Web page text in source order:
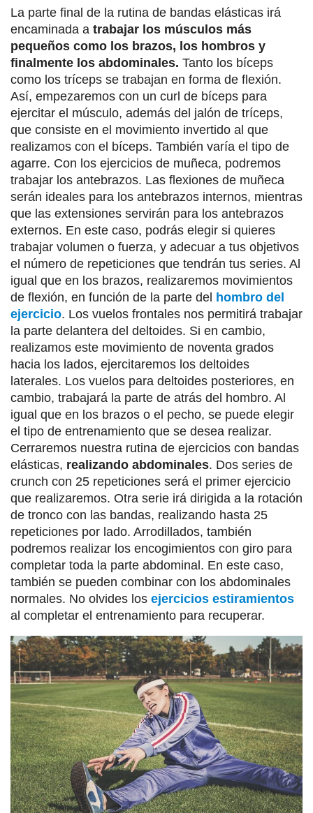
La parte final de la rutina de bandas elásticas irá
encaminada a trabajar los músculos más
pequeños como los brazos, los hombros y
finalmente los abdominales. Tanto los bíceps
como los tríceps se trabajan en forma de flexión.
Así, empezaremos con un curl de bíceps para
ejercitar el músculo, además del jalón de tríceps,
que consiste en el movimiento invertido al que
realizamos con el bíceps. También varía el tipo de
agarre. Con los ejercicios de muñeca, podremos
trabajar los antebrazos. Las flexiones de muñeca
serán ideales para los antebrazos internos, mientras
que las extensiones servirán para los antebrazos
externos. En este caso, podrás elegir si quieres
trabajar volumen o fuerza, y adecuar a tus objetivos
el número de repeticiones que tendrán tus series. Al
igual que en los brazos, realizaremos movimientos
de flexión, en función de la parte del hombro del
ejercicio. Los vuelos frontales nos permitirá trabajar
la parte delantera del deltoides. Si en cambio,
realizamos este movimiento de noventa grados
hacia los lados, ejercitaremos los deltoides
laterales. Los vuelos para deltoides posteriores, en
cambio, trabajará la parte de atrás del hombro. Al
igual que en los brazos o el pecho, se puede elegir
el tipo de entrenamiento que se desea realizar.
Cerraremos nuestra rutina de ejercicios con bandas
elásticas, realizando abdominales. Dos series de
crunch con 25 repeticiones será el primer ejercicio
que realizaremos. Otra serie irá dirigida a la rotación
de tronco con las bandas, realizando hasta 25
repeticiones por lado. Arrodillados, también
podremos realizar los encogimientos con giro para
completar toda la parte abdominal. En este caso,
también se pueden combinar con los abdominales
normales. No olvides los ejercicios estiramientos
al completar el entrenamiento para recuperar.